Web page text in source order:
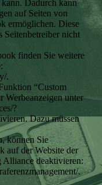
Dadurch kann
auf Seiten von
ermöglichen. Diese
Seitenbetreiber nicht
finden Sie weitere
.
“Custom
Werbeanzeigen unter
?
Dazu müssen
können Sie
auf der Website der
deaktivieren:
.